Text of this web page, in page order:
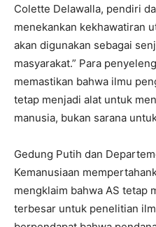
Colette Delawalla, pendiri
menekankan kekhawatiran
akan digunakan sebagai
masyarakat.” Para
memastikan bahwa ilmu
tetap menjadi alat untuk
manusia, bukan sarana
Gedung Putih dan
Kemanusiaan
mengklaim bahwa AS tetap
terbesar untuk penelitian